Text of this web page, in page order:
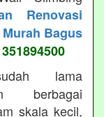
Renovasi
Bagus
lama
berbagai
skala kecil,